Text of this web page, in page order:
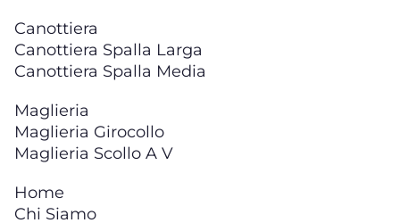
Canottiera
Canottiera Spalla Larga
Canottiera Spalla Media
Maglieria
Maglieria Girocollo
Maglieria Scollo A V
Home
Chi Siamo